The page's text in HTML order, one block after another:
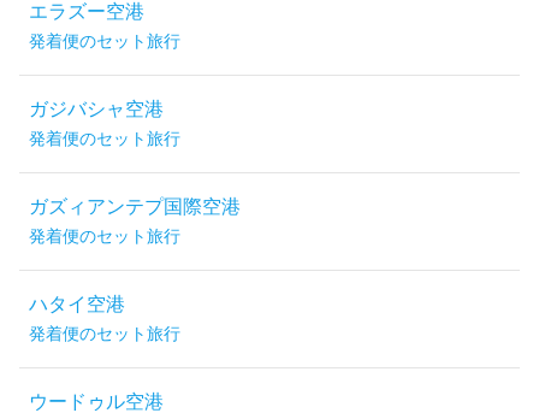
エラズー空港
発着便のセット旅行
ガジバシャ空港
発着便のセット旅行
ガズィアンテプ国際空港
発着便のセット旅行
ハタイ空港
発着便のセット旅行
ウードゥル空港